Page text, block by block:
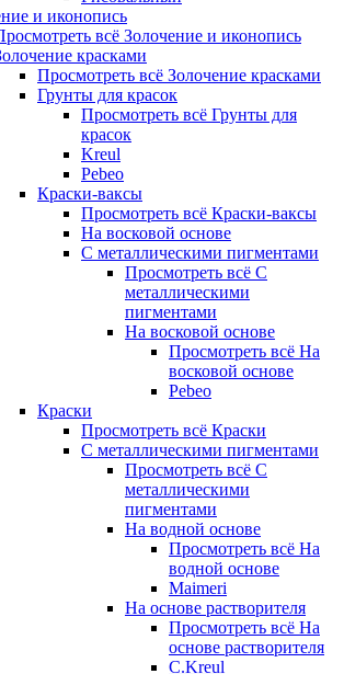
и иконопись
всё Золочение и иконопись
красками
Просмотреть всё Золочение красками
Грунты для красок
Просмотреть всё Грунты для
красок
Kreul
Pebeo
Краски-ваксы
Просмотреть всё Краски-ваксы
На восковой основе
С металлическими пигментами
Просмотреть всё С
металлическими
пигментами
На восковой основе
Просмотреть всё На
восковой основе
Pebeo
Краски
Просмотреть всё Краски
С металлическими пигментами
Просмотреть всё С
металлическими
пигментами
На водной основе
Просмотреть всё На
водной основе
Maimeri
На основе растворителя
Просмотреть всё На
основе растворителя
C.Kreul